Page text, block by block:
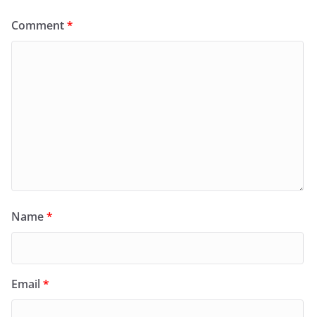
Comment*
Name*
Email*